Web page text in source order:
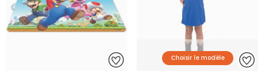
Choisir le modèle